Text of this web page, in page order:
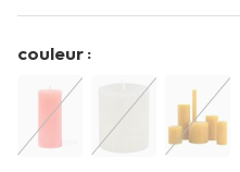
rustiques-
noir-
1000030556.html
couleur :